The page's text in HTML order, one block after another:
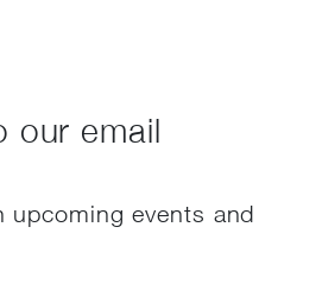
our email
upcoming events and